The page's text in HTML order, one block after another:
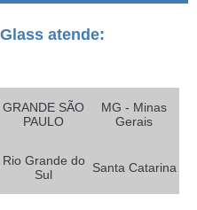
de Goiás
Camanducaia
atende:
GRANDE SÃO
PAULO
MG - Minas
Gerais
Rio Grande do
Sul
Santa Catarina